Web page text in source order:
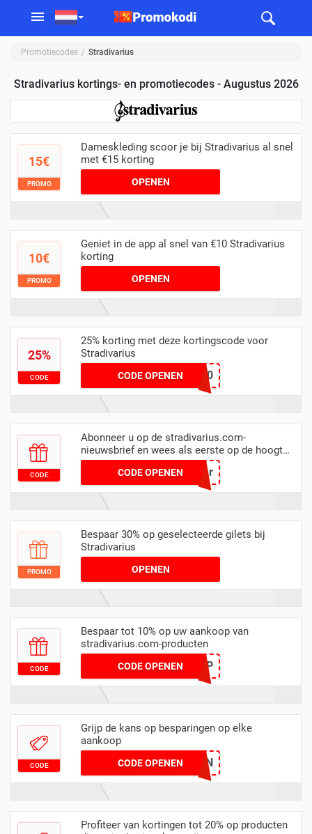
Promotiecodes Stradivarius
Stradivarius kortings- en promotiecodes - Augustus 2026
15€
PROMO
Dameskleding scoor je bij Stradivarius al snel
met €15 korting
OPENEN
10€
PROMO
Geniet in de app al snel van €10 Stradivarius
korting
OPENEN
25%
CODE
25% korting met deze kortingscode voor
Stradivarius
CODE OPENENTD25-2020
CODE
Abonneer u op de stradivarius.com-
nieuwsbrief en wees als eerste op de hoogte
van de laatste updates
CODE OPENENNewsletter
PROMO
Bespaar 30% op geselecteerde gilets bij
Stradivarius
OPENEN
CODE
Bespaar tot 10% op uw aankoop van
stradivarius.com-producten
CODE OPENEN VGRP
CODE
Grijp de kans op besparingen op elke
aankoop
CODE OPENENAUTUMN
Profiteer van kortingen tot 20% op producten